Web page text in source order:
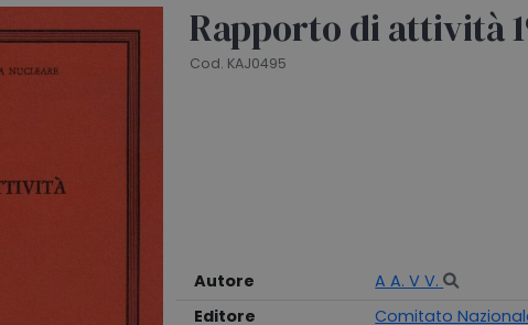
Rapporto di attività
Cod. KAJ0495
Autore
A A. V V.
Editore
Comitato